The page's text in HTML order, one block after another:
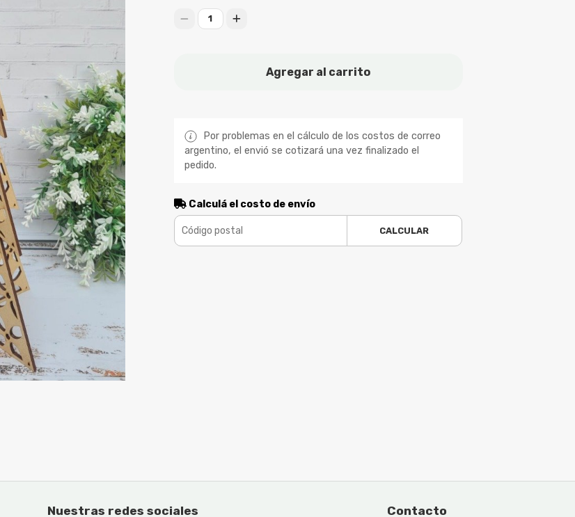
1
Agregar al carrito
Por problemas en el cálculo de los costos de correo
argentino, el envió se cotizará una vez finalizado el
pedido.
Calculá el costo de envío
CALCULAR
Nuestras redes sociales Contacto